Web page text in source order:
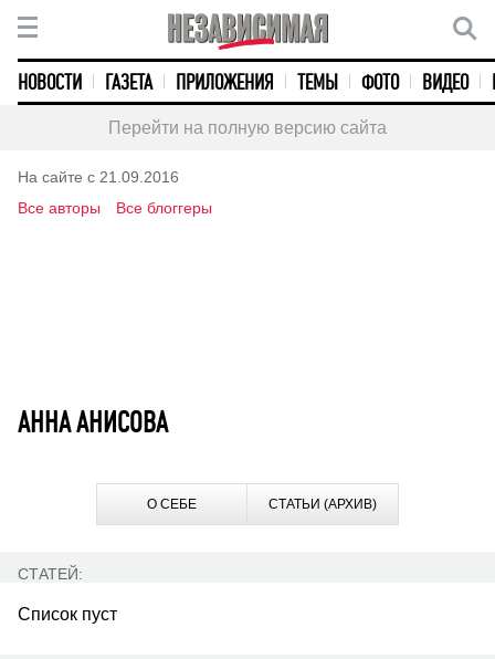
НОВОСТИ ГАЗЕТА ПРИЛОЖЕНИЯ ТЕМЫ ФОТО ВИДЕО
Перейти на полную версию сайта
На сайте с 21.09.2016
Все авторы
Все блоггеры
АННА АНИСОВА
О СЕБЕ СТАТЬИ (АРХИВ)
СТАТЕЙ:
Список пуст